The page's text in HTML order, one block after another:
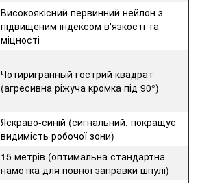
Високоякісний первинний нейлон з
підвищеним індексом в'язкості та
міцності
Чотиригранный гострий квадрат
(агресивна ріжуча кромка під 90°)
Яскраво-синій (сигнальний, покращує
видимість робочої зони)
15 метрів (оптимальна стандартна
намотка для повної заправки шпулі)